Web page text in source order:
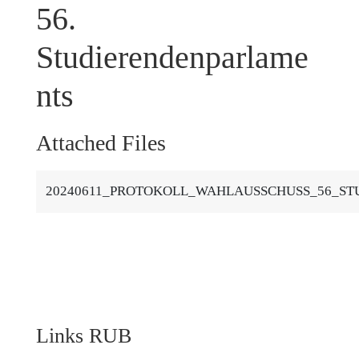
56.
Studierendenparlame
nts
Attached Files
Links RUB